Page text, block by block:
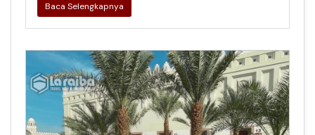
Baca Selengkapnya